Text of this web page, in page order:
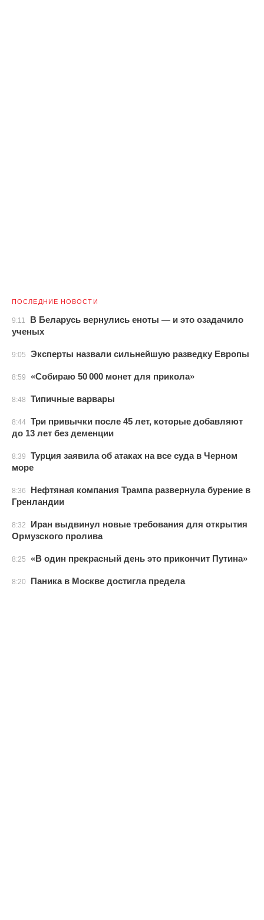
ПОСЛЕДНИЕ НОВОСТИ
9:11
В Беларусь вернулись еноты — и это озадачило
ученых
9:05 Эксперты назвали сильнейшую разведку Европы
8:59 «Собираю 50 000 монет для прикола»
8:48 Типичные варвары
8:44 Три привычки после 45 лет, которые добавляют
до 13 лет без деменции
8:39
Турция заявила об атаках на все суда в Черном
море
8:36
Нефтяная компания Трампа развернула бурение в
Гренландии
8:32
Иран выдвинул новые требования для открытия
Ормузского пролива
8:25 «В один прекрасный день это прикончит Путина»
8:20 Паника в Москве достигла предела